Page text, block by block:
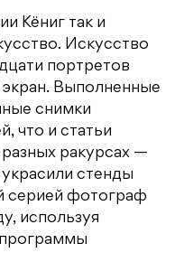
Кёниг так и
Искусство
портретов
Выполненные
снимки
что и статьи
ракурсах —
стенды
серией фотограф
используя